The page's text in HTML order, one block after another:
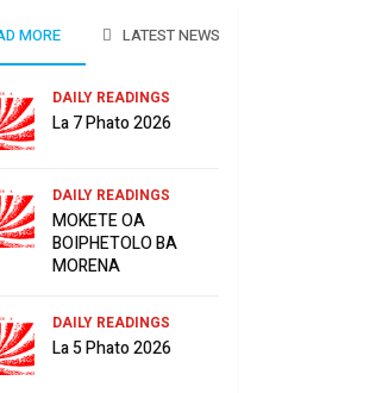
MORE LATEST NEWS
DAILY READINGS
La 7 Phato 2026
DAILY READINGS
MOKETE OA
BOIPHETOLO BA
MORENA
DAILY READINGS
La 5 Phato 2026